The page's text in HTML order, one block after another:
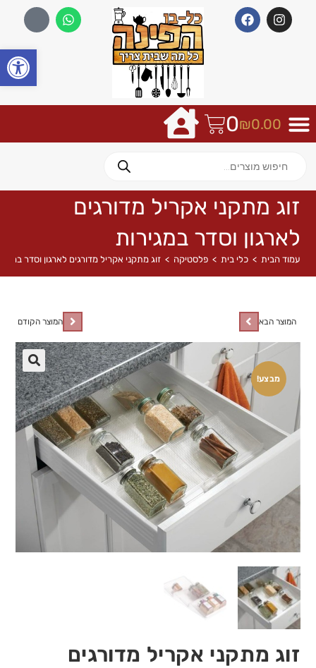
₪0.00
0
זוג מתקני אקריל מדורגים
לארגון וסדר במגירות
עמוד הבית > כלי בית > פלסטיקה > זוג מתקני אקריל מדורגים לארגון וסדר
מבצע!
המוצר הקודם המוצר הבא
🔍
זוג מתקני אקריל מדורגים